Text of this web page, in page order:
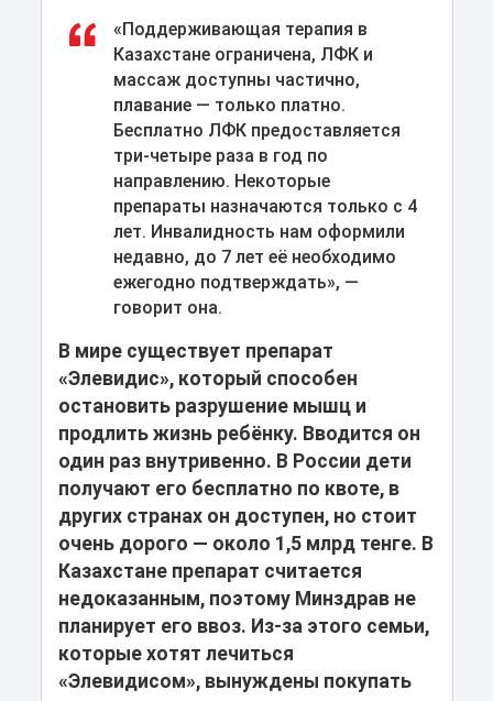
«Поддерживающая терапия в
Казахстане ограничена, ЛФК и
массаж доступны частично,
плавание — только платно.
Бесплатно ЛФК предоставляется
три-четыре раза в год по
направлению. Некоторые
препараты назначаются только с 4
лет. Инвалидность нам оформили
недавно, до 7 лет её необходимо
ежегодно подтверждать», —
говорит она.
В мире существует препарат
«Элевидис», который способен
остановить разрушение мышц и
продлить жизнь ребёнку. Вводится он
один раз внутривенно. В России дети
получают его бесплатно по квоте, в
других странах он доступен, но стоит
очень дорого — около 1,5 млрд тенге. В
Казахстане препарат считается
недоказанным, поэтому Минздрав не
планирует его ввоз. Из-за этого семьи,
которые хотят лечиться
«Элевидисом», вынуждены покупать